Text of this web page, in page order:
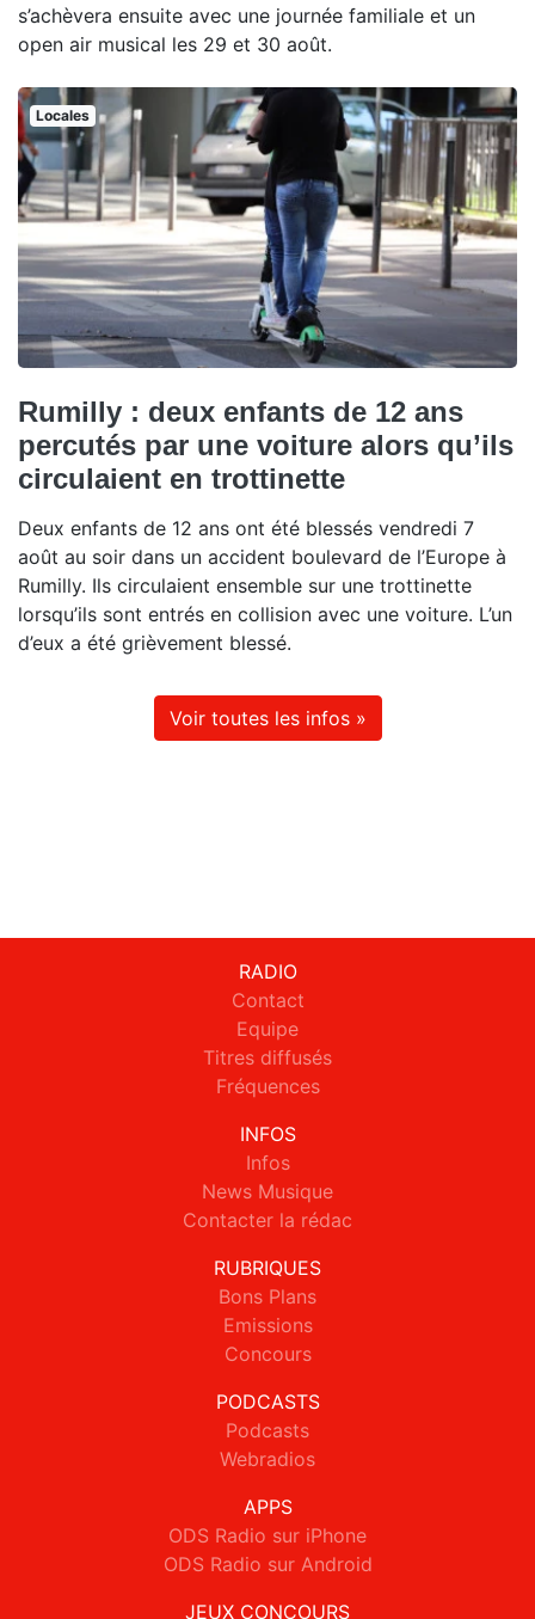
s’achèvera ensuite avec une journée familiale et un
open air musical les 29 et 30 août.
Locales
Rumilly : deux enfants de 12 ans
percutés par une voiture alors qu’ils
circulaient en trottinette
Deux enfants de 12 ans ont été blessés vendredi 7
août au soir dans un accident boulevard de l’Europe à
Rumilly. Ils circulaient ensemble sur une trottinette
lorsqu’ils sont entrés en collision avec une voiture. L’un
d’eux a été grièvement blessé.
Voir toutes les infos »
RADIO
Contact
Equipe
Titres diffusés
Fréquences
INFOS
Infos
News Musique
Contacter la rédac
RUBRIQUES
Bons Plans
Emissions
Concours
PODCASTS
Podcasts
Webradios
APPS
ODS Radio sur iPhone
ODS Radio sur Android
JEUX CONCOURS